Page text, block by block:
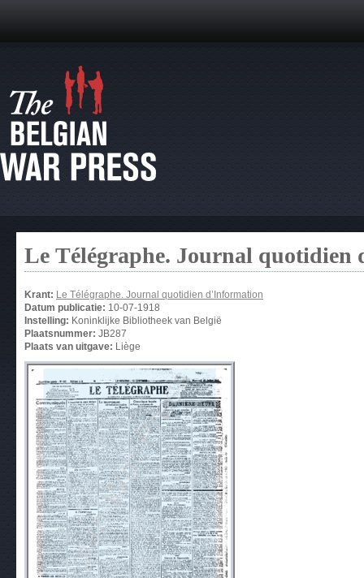
Le Télégraphe. Journal quotidien
Krant: Le Télégraphe. Journal quotidien d’Information
Datum publicatie: 10-07-1918
Instelling: Koninklijke Bibliotheek van België
Plaatsnummer: JB287
Plaats van uitgave: Liège